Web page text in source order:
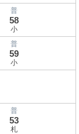
普
58
小
普
59
小
普
53
札